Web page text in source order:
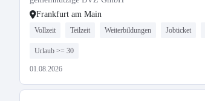
Frankfurt am Main
Vollzeit Teilzeit Weiterbildungen Jobticket
Urlaub >= 30
01.08.2026